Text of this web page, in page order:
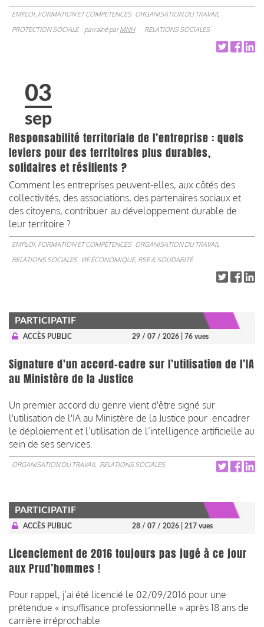
EMPLOI, FORMATION ET COMPÉTENCES ORGANISATION DU TRAVAIL
PROTECTION SOCIALE
parrainé parMNH RELATIONS SOCIALES
03
sep
Responsabilité territoriale de l’entreprise : quels
leviers pour des territoires plus durables,
solidaires et résilients ?
Comment les entreprises peuvent-elles, aux côtés des
collectivités, des associations, des partenaires sociaux et
des citoyens, contribuer au développement durable de
leur territoire ?
EMPLOI, FORMATION ET COMPÉTENCES ORGANISATION DU TRAVAIL
RELATIONS SOCIALES VIE ÉCONOMIQUE, RSE & SOLIDARITÉ
PARTICIPATIF
ACCÈS PUBLIC 29 / 07 / 2026 | 76 vues
Signature d'un accord-cadre sur l’utilisation de l’IA
au Ministère de la Justice
Un premier accord du genre vient d'être signé sur
l'utilisation de l'IA au Ministère de la Justice pour encadrer
le déploiement et l’utilisation de l’intelligence artificielle au
sein de ses services.
ORGANISATION DU TRAVAIL RELATIONS SOCIALES
PARTICIPATIF
ACCÈS PUBLIC 28 / 07 / 2026 | 217 vues
Licenciement de 2016 toujours pas jugé à ce jour
aux Prud’hommes !
Pour rappel, j’ai été licencié le 02/09/2016 pour une
prétendue « insuffisance professionnelle » après 18 ans de
carrière irréprochable